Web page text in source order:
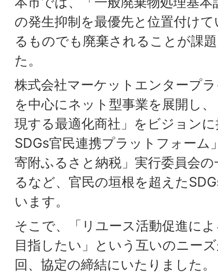
の発生抑制を最優先と位置付け
るものでも廃棄されることが課
た。
株式会社マーケットエンタープ
を中心にネット型事業を展開し
現する最適化商社」をビジョン
SDGs官民連携プラットフォーム
寄附ふるさと納税」実行委員会
るなど、官民の垣根を超えた
います。
そこで、「リユース活動促進に
目指したい」という互いのニー
回、協定の締結にいたりました。